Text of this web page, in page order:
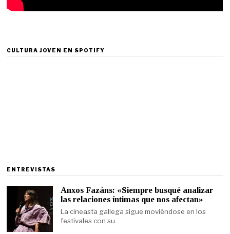
CULTURA JOVEN EN SPOTIFY
ENTREVISTAS
Anxos Fazáns: «Siempre busqué analizar
las relaciones íntimas que nos afectan»
La cineasta gallega sigue moviéndose en los
festivales con su